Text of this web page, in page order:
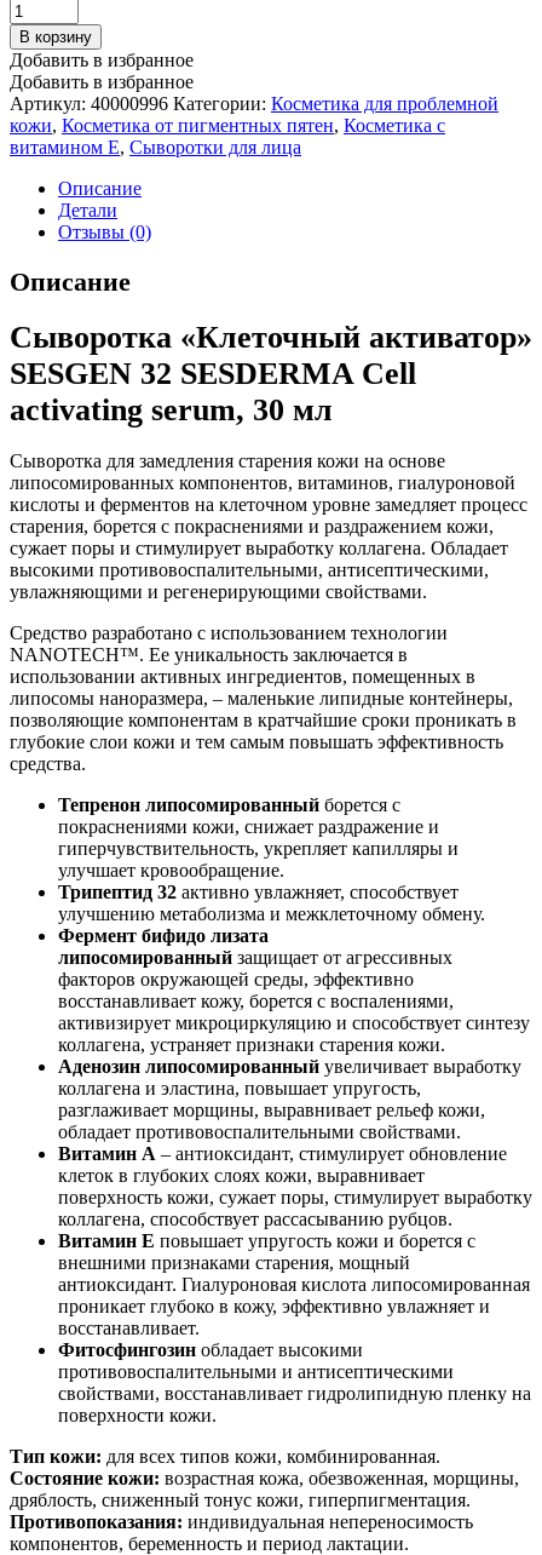
В корзину
Добавить в избранное
Добавить в избранное
Артикул: 40000996 Категории: Косметика для проблемной
кожи, Косметика от пигментных пятен, Косметика с
витамином Е, Сыворотки для лица
Описание
Детали
Отзывы (0)
Описание
Сыворотка «Клеточный активатор»
SESGEN 32 SESDERMA Cell
activating serum, 30 мл
Сыворотка для замедления старения кожи на основе
липосомированных компонентов, витаминов, гиалуроновой
кислоты и ферментов на клеточном уровне замедляет процесс
старения, борется с покраснениями и раздражением кожи,
сужает поры и стимулирует выработку коллагена. Обладает
высокими противовоспалительными, антисептическими,
увлажняющими и регенерирующими свойствами.
Средство разработано с использованием технологии
NANOTECH™. Ее уникальность заключается в
использовании активных ингредиентов, помещенных в
липосомы наноразмера, – маленькие липидные контейнеры,
позволяющие компонентам в кратчайшие сроки проникать в
глубокие слои кожи и тем самым повышать эффективность
средства.
Тепренон липосомированный борется с
покраснениями кожи, снижает раздражение и
гиперчувствительность, укрепляет капилляры и
улучшает кровообращение.
Трипептид 32 активно увлажняет, способствует
улучшению метаболизма и межклеточному обмену.
Фермент бифидо лизата
липосомированный защищает от агрессивных
факторов окружающей среды, эффективно
восстанавливает кожу, борется с воспалениями,
активизирует микроциркуляцию и способствует синтезу
коллагена, устраняет признаки старения кожи.
Аденозин липосомированный увеличивает выработку
коллагена и эластина, повышает упругость,
разглаживает морщины, выравнивает рельеф кожи,
обладает противовоспалительными свойствами.
Витамин А – антиоксидант, стимулирует обновление
клеток в глубоких слоях кожи, выравнивает
поверхность кожи, сужает поры, стимулирует выработку
коллагена, способствует рассасыванию рубцов.
Витамин Е повышает упругость кожи и борется с
внешними признаками старения, мощный
антиоксидант. Гиалуроновая кислота липосомированная
проникает глубоко в кожу, эффективно увлажняет и
восстанавливает.
Фитосфингозин обладает высокими
противовоспалительными и антисептическими
свойствами, восстанавливает гидролипидную пленку на
поверхности кожи.
Тип кожи: для всех типов кожи, комбинированная.
Состояние кожи: возрастная кожа, обезвоженная, морщины,
дряблость, сниженный тонус кожи, гиперпигментация.
Противопоказания: индивидуальная непереносимость
компонентов, беременность и период лактации.